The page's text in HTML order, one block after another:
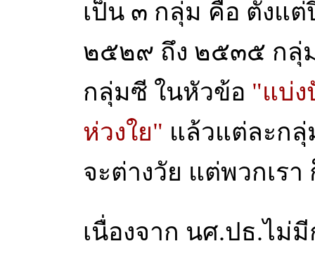
เป็น ๓ กลุ่ม คือ ตั้งแ
๒๕๒๙ ถึง ๒๕๓๕ กลุ่
กลุ่มซี ในหัวข้อ "แบ่
ห่วงใย" แล้วแต่ละก
จะต่างวัย แต่พวกเร
เนื่องจาก นศ.ปธ.ไม่